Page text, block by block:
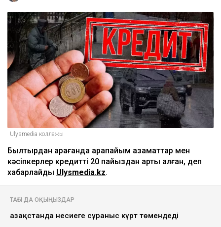
Ulysmedia коллажы
Былтырдан қарағанда қарапайым азаматтар мен
кәсіпкерлер кредитті 20 пайыздан артық алған, деп
хабарлайды Ulysmedia.kz.
ТАҒЫ ДА ОҚЫҢЫЗДАР
Қазақстанда несиеге сұраныс күрт төмендеді